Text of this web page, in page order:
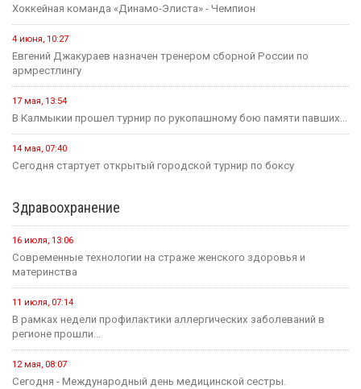
Хоккейная команда «Динамо-Элиста» - Чемпион
4 июня, 10:27
Евгений Джакураев назначен тренером сборной России по
армрестлингу
17 мая, 13:54
В Калмыкии прошел турнир по рукопашному бою памяти павших...
14 мая, 07:40
Сегодня стартует открытый городской турнир по боксу
Здравоохранение
16 июля, 13:06
Современные технологии на страже женского здоровья и
материнства
11 июля, 07:14
В рамках недели профилактики аллергических заболеваний в
регионе прошли...
12 мая, 08:07
Сегодня - Международный день медицинской сестры.